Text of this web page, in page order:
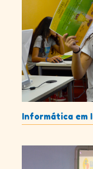
Informática em